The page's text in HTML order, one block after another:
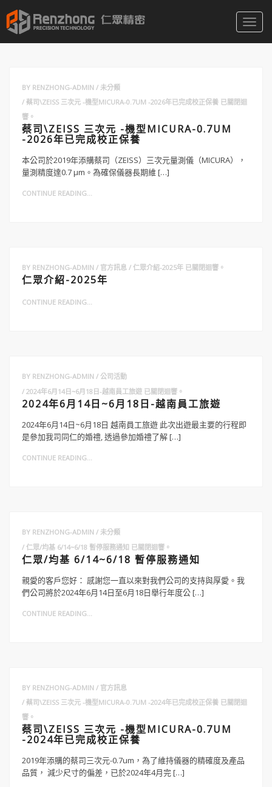
BY RENZHONG-ADMIN
未分類
蔡司\ZEISS 三次元 -機型MICURA-0.7UM -2026年已完成校正保養 已關閉迴
響。
蔡司\ZEISS 三次元 -機型MICURA-0.7UM
-2026年已完成校正保養
本公司於2019年添購蔡司（ZEISS）三次元量測儀（MICURA），
量測精度達0.7 μm。為確保儀器長期維 […]
CONTINUE READING...
BY RENZHONG-ADMIN 官方訊息 仁眾介紹-2025年 已關閉迴響。
仁眾介紹-2025年
CONTINUE READING...
BY RENZHONG-ADMIN
公司活動
2024年6月14日~6月18日-越南員工旅遊 已關閉迴響。
2024年6月14日~6月18日-越南員工旅遊
2024年6月14日~6月18日 越南員工旅遊 此次出遊最主要的行程即
是參加我司同仁的婚禮, 透過參加婚禮了解 […]
CONTINUE READING...
BY RENZHONG-ADMIN
未分類
仁眾/均基 6/14~6/18 暫停服務通知 已關閉迴響。
仁眾/均基 6/14~6/18 暫停服務通知
親愛的客戶您好： 感謝您一直以來對我們公司的支持與厚愛。我
們公司將於2024年6月14日至6月18日舉行年度公 […]
CONTINUE READING...
BY RENZHONG-ADMIN
官方訊息
蔡司\ZEISS 三次元 -機型MICURA-0.7UM -2024年已完成校正保養 已關閉迴
響。
蔡司\ZEISS 三次元 -機型MICURA-0.7UM
-2024年已完成校正保養
2019年添購的蔡司三次元-0.7um，為了維持儀器的精確度及產品
品質， 減少尺寸的偏差，已於2024年4月完 […]